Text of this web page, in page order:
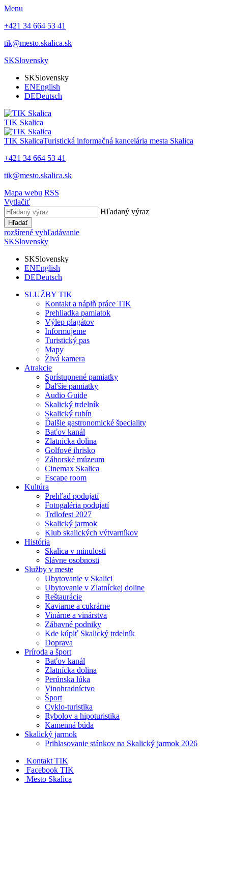
Menu
+421 34 664 53 41
tik@mesto.skalica.sk
SKSlovensky
SKSlovensky
ENEnglish
DEDeutsch
TIK Skalica
TIK SkalicaTuristická informačná kancelária mesta Skalica
+421 34 664 53 41
tik@mesto.skalica.sk
Mapa webu RSS
Vytlačiť
Hľadaný výraz
Hľadať
rozšírené vyhľadávanie
SKSlovensky
SKSlovensky
ENEnglish
DEDeutsch
SLUŽBY TIK
Kontakt a náplň práce TIK
Prehliadka pamiatok
Výlep plagátov
Informujeme
Turistický pas
Mapy
Živá kamera
Atrakcie
Sprístupnené pamiatky
Ďaľšie pamiatky
Audio Guide
Skalický trdelník
Skalický rubín
Ďalšie gastronomické špeciality
Baťov kanál
Zlatnícka dolina
Golfové ihrisko
Záhorské múzeum
Cinemax Skalica
Escape room
Kultúra
Prehľad podujatí
Fotogaléria podujatí
Trdlofest 2027
Skalický jarmok
Klub skalických výtvarníkov
História
Skalica v minulosti
Slávne osobnosti
Služby v meste
Ubytovanie v Skalici
Ubytovanie v Zlatníckej doline
Reštaurácie
Kaviarne a cukrárne
Vinárne a vinárstva
Zábavné podniky
Kde kúpiť Skalický trdelník
Doprava
Príroda a šport
Baťov kanál
Zlatnícka dolina
Perúnska lúka
Vinohradníctvo
Šport
Cyklo-turistika
Rybolov a hipoturistika
Kamenná búda
Skalický jarmok
Prihlasovanie stánkov na Skalický jarmok 2026
Kontakt TIK
Facebook TIK
Mesto Skalica